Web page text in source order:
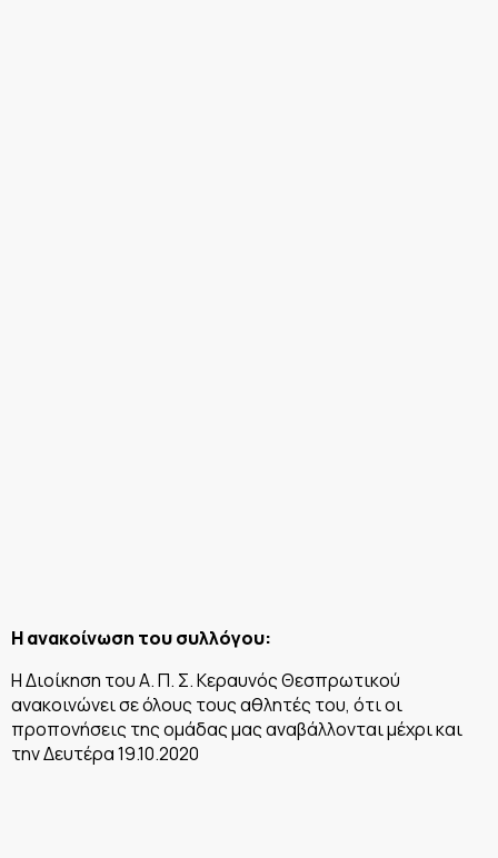
Η ανακοίνωση του συλλόγου:
Η Διοίκηση του Α. Π. Σ. Κεραυνός Θεσπρωτικού
ανακοινώνει σε όλους τους αθλητές του, ότι οι
προπονήσεις της ομάδας μας αναβάλλονται μέχρι και
την Δευτέρα 19.10.2020